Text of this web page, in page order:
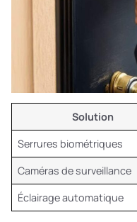
Solution
Serrures biométriques
Caméras de surveillance
Éclairage automatique